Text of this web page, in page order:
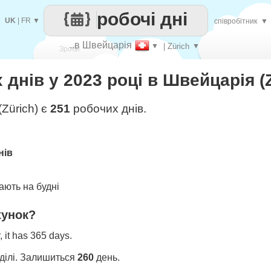
Зроби
кожен
..в Швейцарія ▼ | Zürich ▼
робочі дні
UK FR ▼ співробітник ▼
днів у 2023 році в Швейцарія
є 251 робочих днів.
на будні
it has 365 days.
Залишиться 260 день.